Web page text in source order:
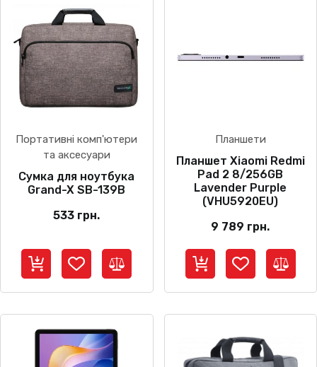
Портативні комп'ютери
та аксесуари
Сумка для ноутбука
Grand-X SB-139B
533 грн.
Планшети
Планшет Xiaomi Redmi
Pad 2 8/256GB
Lavender Purple
(VHU5920EU)
9 789 грн.